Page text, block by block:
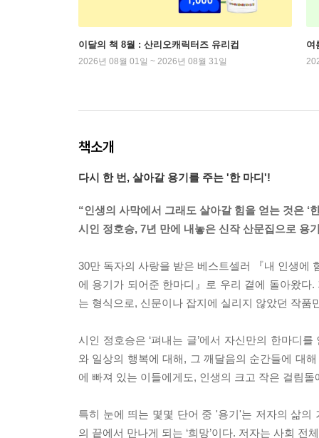
이달의 책 8월 : 산리오캐릭터즈 유리컵
2026년 08월 01일 ~ 2026년 08월 31일
여
책소개
다시 한 번, 살아갈 용기를 주는 '한 마디'!
“인생의 사막에서 그래도 살아갈 힘을 얻는 것은 ‘
시인 정호승, 7년 만에 내놓은 신작 산문집으로 용
30만 독자의 사랑을 받은 베스트셀러 『내 인생에
에 용기가 되어준 한마디』로 우리 곁에 돌아왔
는 형식으로, 신문이나 잡지에 실리지 않았던 작품
시인 정호승은 ‘펴내는 글’에서 자신만의 한마디
와 일상의 행복에 대해, 그 깨달음의 순간들에 대
에 빠져 있는 이들에게도, 인생의 크고 작은 걸림
특히 눈에 띄는 몇몇 단어 중 '용기'는 저자의 삶의
의 끝에서 만나게 되는 ‘희망’이다. 저자는 사회